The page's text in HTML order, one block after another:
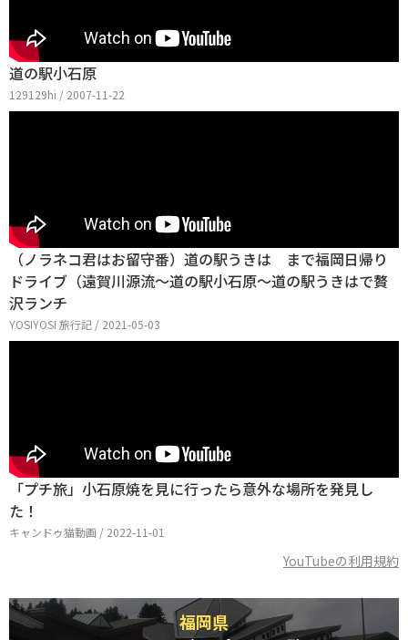
道の駅小石原
129129hi / 2007-11-22
（ノラネコ君はお留守番）道の駅うきは まで福岡日帰り
ドライブ（遠賀川源流～道の駅小石原～道の駅うきはで贅
沢ランチ
YOSIYOSI 旅行記 / 2021-05-03
「プチ旅」小石原焼を見に行ったら意外な場所を発見し
た！
キャンドゥ猫動画 / 2022-11-01
YouTubeの利用規約
福岡県